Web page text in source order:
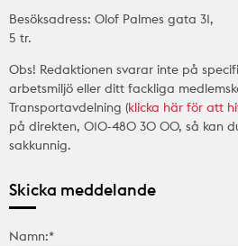
Besöksadress: Olof Palmes gata 31,
5 tr.
Obs! Redaktionen svarar inte på
arbetsmiljö eller ditt fackliga
Transportavdelning (klicka här för att
på direkten, 010-480 30 00, så kan
sakkunnig.
Skicka meddelande
Namn:*